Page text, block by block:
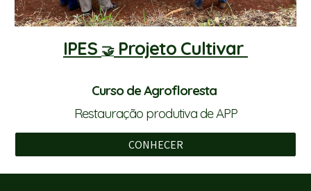
IPES 🤝Projeto Cultivar
Curso de Agrofloresta
Restauração produtiva de APP
CONHECER